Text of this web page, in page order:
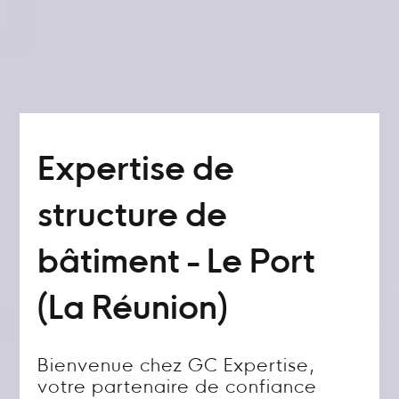
Expertise de
structure de
bâtiment - Le Port
(La Réunion)
Bienvenue chez GC Expertise,
votre partenaire de confiance